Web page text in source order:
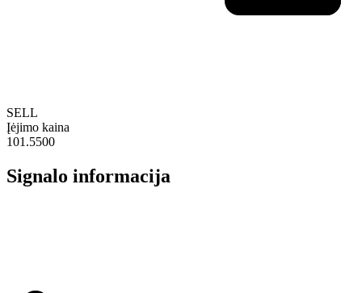
SELL
Įėjimo kaina
101.5500
Signalo informacija